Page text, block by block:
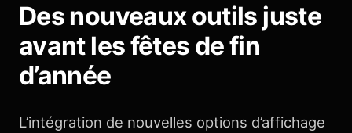
Des nouveaux outils juste
avant les fêtes de fin
d’année
L’intégration de nouvelles options d’affichage